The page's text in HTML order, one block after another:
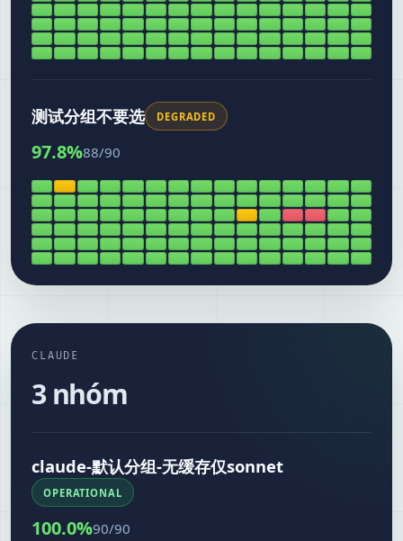
测试分组不要选 DEGRADED
97.8%88/90
CLAUDE
3 nhóm
claude-默认分组-无缓存仅sonnet
OPERATIONAL
100.0%90/90